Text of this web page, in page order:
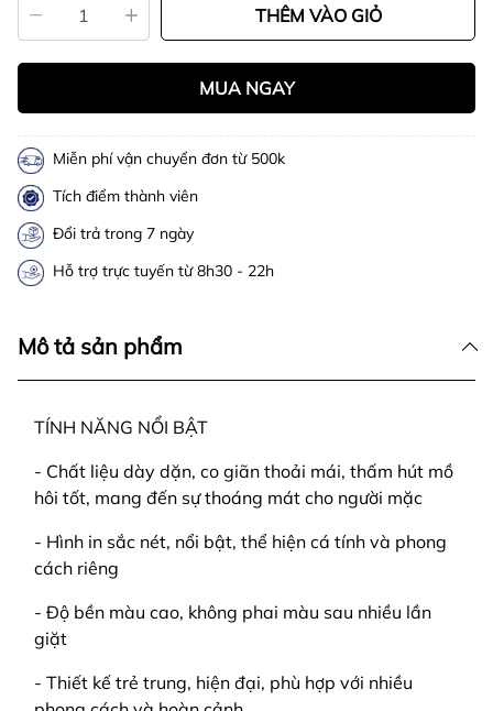
THÊM VÀO GIỎ
MUA NGAY
Miễn phí vận chuyển đơn từ 500k
Tích điểm thành viên
Đổi trả trong 7 ngày
Hỗ trợ trực tuyến từ 8h30 - 22h
Mô tả sản phẩm
TÍNH NĂNG NỔI BẬT
- Chất liệu dày dặn, co giãn thoải mái, thấm hút mồ
hôi tốt, mang đến sự thoáng mát cho người mặc
- Hình in sắc nét, nổi bật, thể hiện cá tính và phong
cách riêng
- Độ bền màu cao, không phai màu sau nhiều lần
giặt
- Thiết kế trẻ trung, hiện đại, phù hợp với nhiều